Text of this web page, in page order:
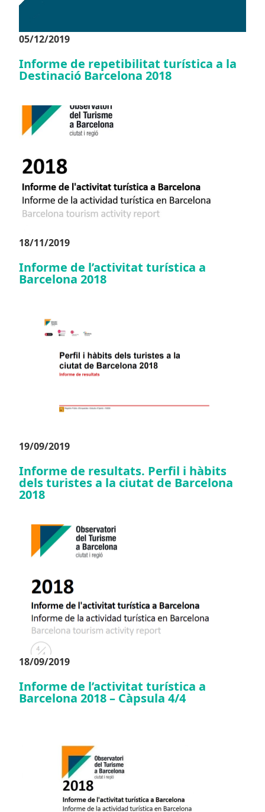
05/12/2019
Informe de repetibilitat turística a la
Destinació Barcelona 2018
18/11/2019
Informe de l’activitat turística a
Barcelona 2018
19/09/2019
Informe de resultats. Perfil i hàbits
dels turistes a la ciutat de Barcelona
2018
18/09/2019
Informe de l’activitat turística a
Barcelona 2018 – Càpsula 4/4